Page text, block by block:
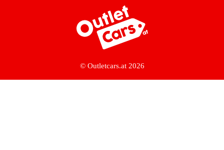
Zur Startseite
© Outletcars.at 2026